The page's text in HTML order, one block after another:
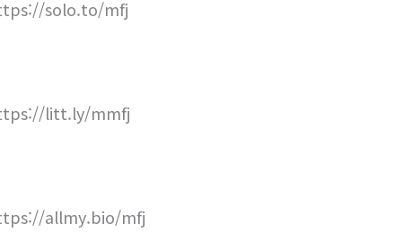
solo.to/mfj
litt.ly/mmfj
allmy.bio/mfj